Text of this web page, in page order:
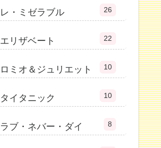
レ・ミゼラブル 26
エリザベート 22
ロミオ＆ジュリエット 10
タイタニック 10
ラブ・ネバー・ダイ 8